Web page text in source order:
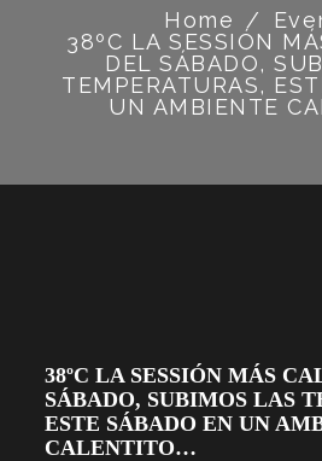
Home /
38ºC LA SESSIÓN
DEL SÁBADO,
TEMPERATURAS,
UN AMBIENTE
38ºC LA SESSIÓN MÁS
SÁBADO, SUBIMOS LAS
ESTE SÁBADO EN UN
CALENTITO…